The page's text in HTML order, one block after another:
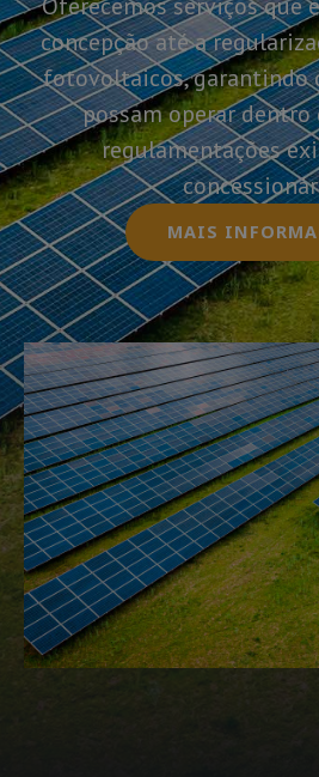
concepção até a
fotovoltaicos, garantindo
possam operar dentro
regulamentações
MAIS